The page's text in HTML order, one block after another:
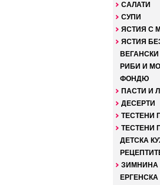
САЛАТИ
СУПИ
ЯСТИЯ С
ЯСТИЯ
ВЕГАНСКИ
РИБИ И
ФОНДЮ
ПАСТИ И
ДЕСЕРТИ
ТЕСТЕНИ
ТЕСТЕНИ
ДЕТСКА
ЗИМНИНА
ЕРГЕНСКА